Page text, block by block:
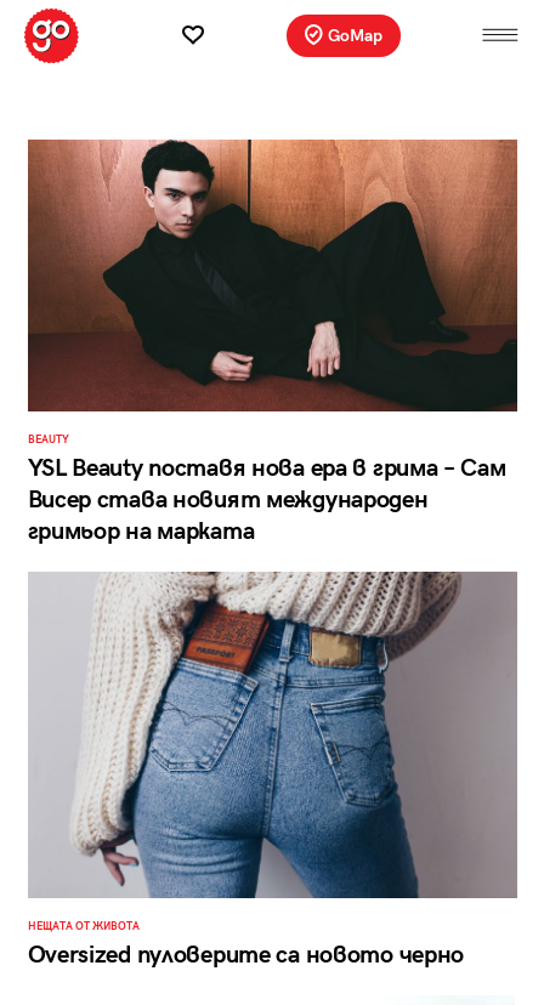
GoMap
BEAUTY
YSL Beauty поставя нова ера в гримa – Сам
Висер става новият международен
гримьор на марката
НЕЩАТА ОТ ЖИВОТА
Oversized пуловерите са новото черно